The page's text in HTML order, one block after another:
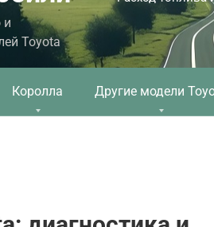
и
Toyota
Королла Другие модели